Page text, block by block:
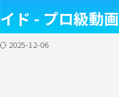
イド - プロ級動
2025-12-06